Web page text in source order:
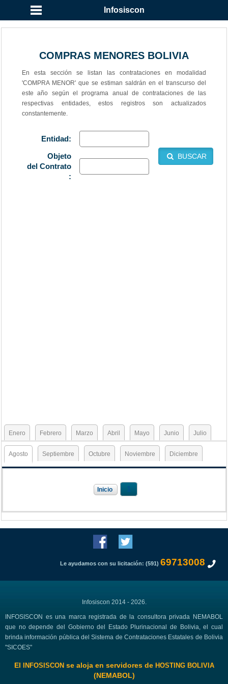
Infosiscon
COMPRAS MENORES BOLIVIA
En esta sección se listan las contrataciones en modalidad
'COMPRA MENOR' que se estiman saldrán en el transcurso del
este año según el programa anual de contrataciones de las
respectivas entidades, estos registros son actualizados
constantemente.
Entidad:
BUSCAR
Objeto
del Contrato
:
Enero Febrero Marzo Abril Mayo Junio Julio
Agosto Septiembre Octubre Noviembre Diciembre
Inicio
Le ayudamos con su licitación: (591) 69713008
Infosiscon 2014 - 2026.
INFOSISCON es una marca registrada de la consultora privada NEMABOL
que no depende del Gobierno del Estado Plurinacional de Bolivia, el cual
brinda información pública del Sistema de Contrataciones Estatales de Bolivia
"SICOES"
El INFOSISCONse aloja en servidores de HOSTING BOLIVIA
(NEMABOL)